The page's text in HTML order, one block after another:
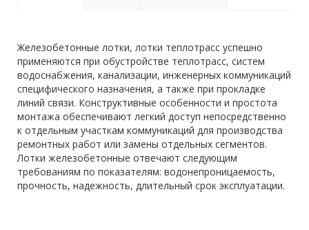
Железобетонные лотки, лотки теплотрасс успешно
применяются при обустройстве теплотрасс, систем
водоснабжения, канализации, инженерных коммуникаций
специфического назначения, а также при прокладке
линий связи. Конструктивные особенности и простота
монтажа обеспечивают легкий доступ непосредственно
к отдельным участкам коммуникаций для производства
ремонтных работ или замены отдельных сегментов.
Лотки железобетонные отвечают следующим
требованиям по показателям: водонепроницаемость,
прочность, надежность, длительный срок эксплуатации.